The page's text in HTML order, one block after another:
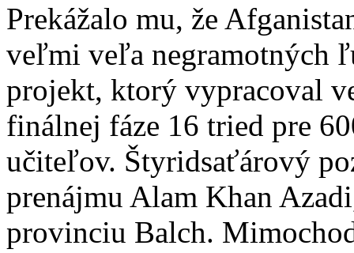
Prekážalo mu, že
veľmi veľa negramotných
projekt, ktorý vypracoval
finálnej fáze 16 tried pre
učiteľov. Štyridsaťárový
prenájmu Alam Khan
provinciu Balch.